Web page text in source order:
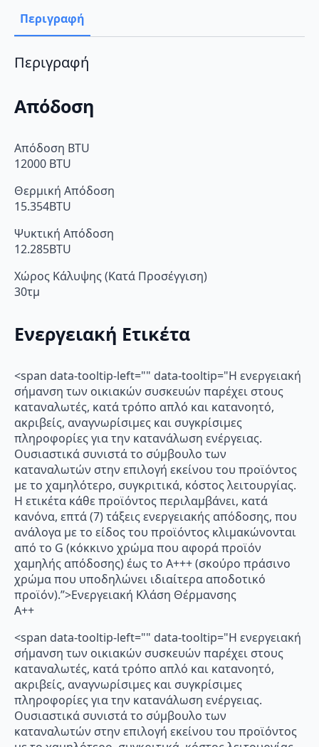
BTU
A+++/A++
ποσότητα
Περιγραφή
Περιγραφή
Απόδοση
Απόδοση BTU
12000 BTU
Θερμική Απόδοση
15.354BTU
Ψυκτική Απόδοση
12.285BTU
Χώρος Κάλυψης (Κατά Προσέγγιση)
30τμ
Ενεργειακή Ετικέτα
<span data-tooltip-left="" data-tooltip="Η ενεργειακή
σήμανση των οικιακών συσκευών παρέχει στους
καταναλωτές, κατά τρόπο απλό και κατανοητό,
ακριβείς, αναγνωρίσιμες και συγκρίσιμες
πληροφορίες για την κατανάλωση ενέργειας.
Ουσιαστικά συνιστά το σύμβουλο των
καταναλωτών στην επιλογή εκείνου του προϊόντος
με το χαμηλότερο, συγκριτικά, κόστος λειτουργίας.
Η ετικέτα κάθε προϊόντος περιλαμβάνει, κατά
κανόνα, επτά (7) τάξεις ενεργειακής απόδοσης, που
ανάλογα με το είδος του προϊόντος κλιμακώνονται
από το G (κόκκινο χρώμα που αφορά προϊόν
χαμηλής απόδοσης) έως το Α+++ (σκούρο πράσινο
χρώμα που υποδηλώνει ιδιαίτερα αποδοτικό
προϊόν).”>Ενεργειακή Κλάση Θέρμανσης
A++
<span data-tooltip-left="" data-tooltip="Η ενεργειακή
σήμανση των οικιακών συσκευών παρέχει στους
καταναλωτές, κατά τρόπο απλό και κατανοητό,
ακριβείς, αναγνωρίσιμες και συγκρίσιμες
πληροφορίες για την κατανάλωση ενέργειας.
Ουσιαστικά συνιστά το σύμβουλο των
καταναλωτών στην επιλογή εκείνου του προϊόντος